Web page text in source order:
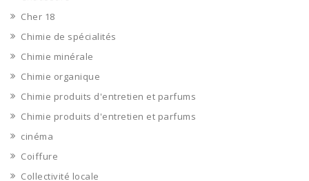
Cher 18
Chimie de spécialités
Chimie minérale
Chimie organique
Chimie produits d'entretien et parfums
Chimie produits d'entretien et parfums
cinéma
Coiffure
Collectivité locale